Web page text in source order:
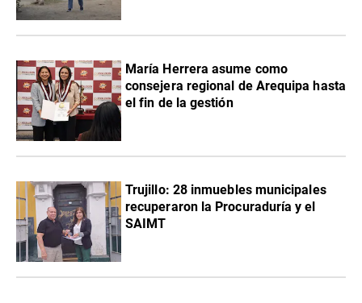
María Herrera asume como
consejera regional de Arequipa hasta
el fin de la gestión
Trujillo: 28 inmuebles municipales
recuperaron la Procuraduría y el
SAIMT